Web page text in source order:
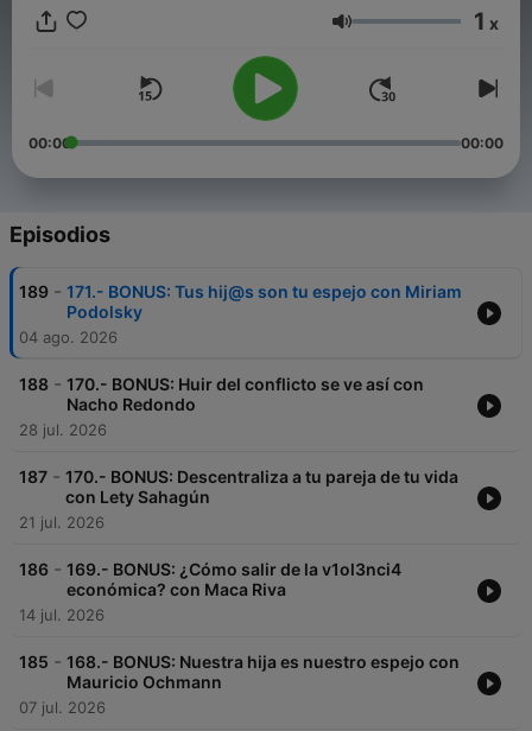
que se desprende de la plataforma de bienestar La Magia del
Volumen 1 x
00:00 00:00
Episodios
189 - 171.- BONUS: Tus hij@s son tu espejo con Miriam
Podolsky
04 ago. 2026
188 - 170.- BONUS: Huir del conflicto se ve así con
Nacho Redondo
28 jul. 2026
187 - 170.- BONUS: Descentraliza a tu pareja de tu vida
con Lety Sahagún
21 jul. 2026
186 - 169.- BONUS: ¿Cómo salir de la v1ol3nci4
económica? con Maca Riva
14 jul. 2026
185 - 168.- BONUS: Nuestra hija es nuestro espejo con
Mauricio Ochmann
07 jul. 2026